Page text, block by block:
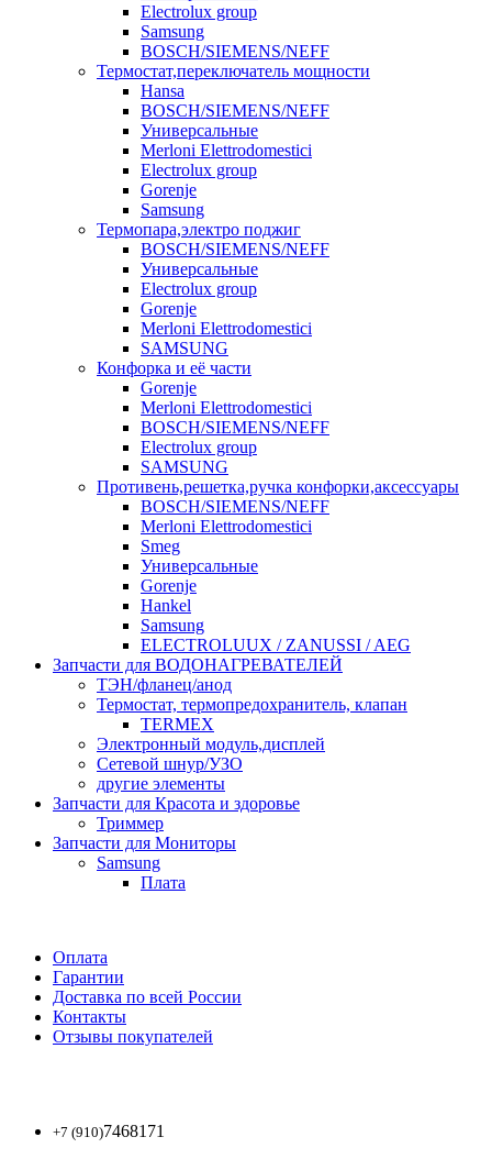
Electrolux group
Samsung
BOSCH/SIEMENS/NEFF
Термостат,переключатель мощности
Hansa
BOSCH/SIEMENS/NEFF
Универсальные
Merloni Elettrodomestici
Electrolux group
Gorenje
Samsung
Термопара,электро поджиг
BOSCH/SIEMENS/NEFF
Универсальные
Electrolux group
Gorenje
Merloni Elettrodomestici
SAMSUNG
Конфорка и её части
Gorenje
Merloni Elettrodomestici
BOSCH/SIEMENS/NEFF
Electrolux group
SAMSUNG
Противень,решетка,ручка конфорки,аксессуары
BOSCH/SIEMENS/NEFF
Merloni Elettrodomestici
Smeg
Универсальные
Gorenje
Hankel
Samsung
ELECTROLUUX / ZANUSSI / AEG
Запчасти для ВОДОНАГРЕВАТЕЛЕЙ
ТЭН/фланец/анод
Термостат, термопредохранитель, клапан
TERMEX
Электронный модуль,дисплей
Сетевой шнур/УЗО
другие элементы
Запчасти для Красота и здоровье
Триммер
Запчасти для Мониторы
Samsung
Плата
Оплата
Гарантии
Доставка по всей России
Контакты
Отзывы покупателей
+7 (910)7468171